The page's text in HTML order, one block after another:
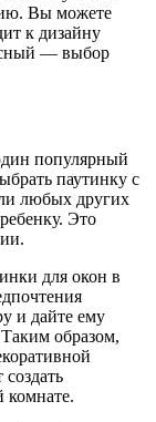
Вы можете
к дизайну
— выбор
популярный
паутинку с
любых других
Это
для окон в
и дайте ему
образом,
комнате.